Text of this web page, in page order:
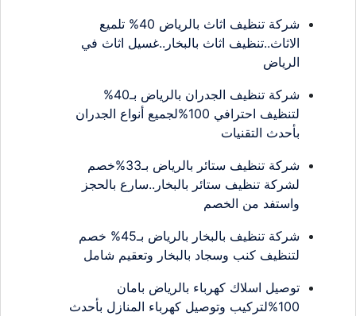
شركة تنظيف اثاث بالرياض 40% تلميع
الاثاث..تنظيف اثاث بالبخار..غسيل اثاث في
الرياض
شركة تنظيف الجدران بالرياض بـ40%
لتنظيف احترافي 100%لجميع أنواع الجدران
بأحدث التقنيات
شركة تنظيف ستائر بالرياض بـ33%خصم
لشركة تنظيف ستائر بالبخار..سارع بالحجز
واستفد من الخصم
شركة تنظيف بالبخار بالرياض بـ45% خصم
لتنظيف كنب وسجاد بالبخار وتعقيم شامل
توصيل اسلاك كهرباء بالرياض بامان
100%لتركيب وتوصيل كهرباء المنازل بأحدث